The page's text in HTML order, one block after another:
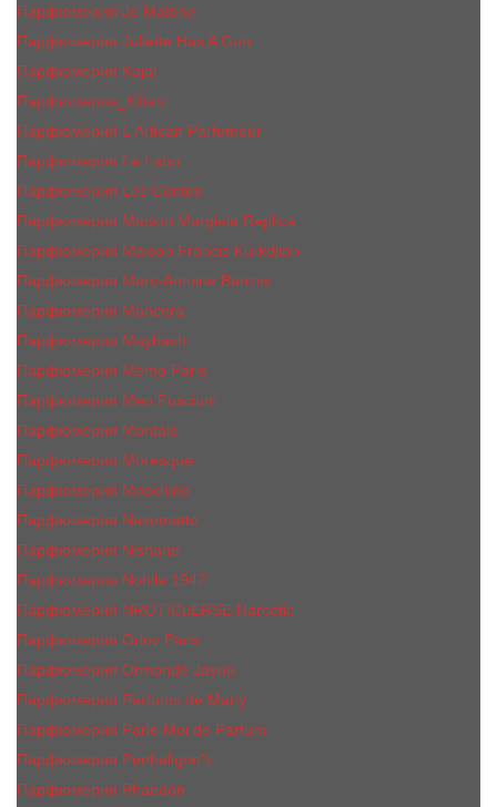
Парфюмерия Jо Malоnе
Парфюмерия Juliette Has A Gun
Парфюмерия Kajal
Парфюмерия_КiIiаn
Парфюмерия L'Artisan Parfumeur
Парфюмерия Le Labo
Парфюмерия Les Contes
Парфюмерия Maison Margiela Replica
Парфюмерия Maison Francis Kurkdjian
Парфюмерия Marc-Antoine Barrois
Парфюмерия Mancera
Парфюмерия Maybach
Парфюмерия Memo Paris
Парфюмерия Meo Fusciuni
Парфюмерия Montale
Парфюмерия Moresque
Парфюмерия Moschino
Парфюмерия Nasomatto
Парфюмерия Nishane
Парфюмерия Nobile 1942
Парфюмерия NROTICuERSE Narcotic
Парфюмерия Orlov Paris
Парфюмерия Ormonde Jayne
Парфюмерия Parfums de Marly
Парфюмерия Parle Moi de Parfum
Парфюмерия Penhaligon's
Парфюмерия Phaedon